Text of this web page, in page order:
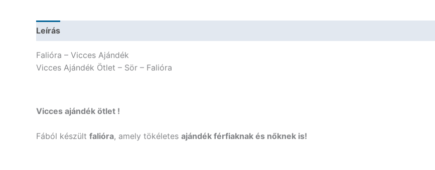
Leírás
Falióra – Vicces Ajándék
Vicces Ajándék Ötlet – Sör – Falióra
Vicces ajándék ötlet !
Fából készült falióra, amely tökéletes ajándék férfiaknak és nőknek is!